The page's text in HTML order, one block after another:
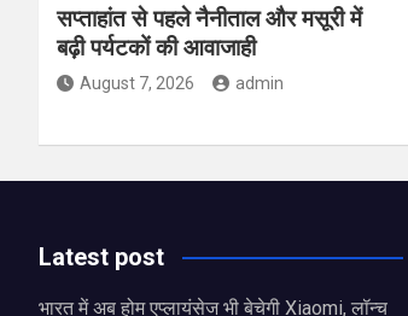
सप्ताहांत से पहले नैनीताल और मसूरी में
बढ़ी पर्यटकों की आवाजाही
August 7, 2026 admin
Latest post
भारत में अब होम एप्लायंसेज भी बेचेगी Xiaomi, लॉन्च